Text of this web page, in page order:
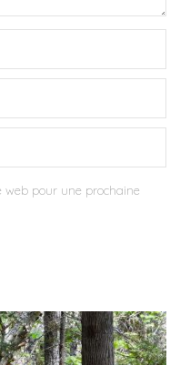
web pour une prochaine